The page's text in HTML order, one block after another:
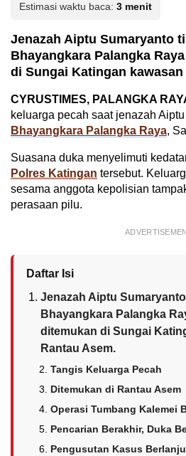
Estimasi waktu baca: 3 menit
Jenazah Aiptu Sumaryanto
Bhayangkara Palangka
di Sungai Katingan kawasan
CYRUSTIMES, PALANGKA
keluarga pecah saat jenazah
Bhayangkara Palangka Raya,
Suasana duka menyelimuti
Polres Katingan tersebut.
sesama anggota kepolisian
perasaan pilu.
Daftar Isi
Jenazah Aiptu
Bhayangkara Palangka
ditemukan di Sungai
Rantau Asem.
Tangis Keluarga Pecah
Ditemukan di Rantau Asem
Operasi Tumbang Kalemei
Pencarian Berakhir, Duka
Pengusutan Kasus